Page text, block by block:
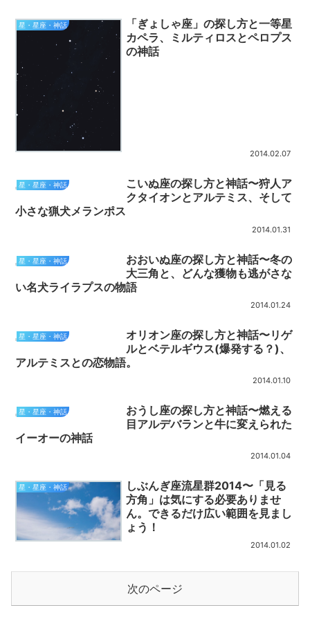
星・星座・神話
「ぎょしゃ座」の探し方と一等星
カペラ、ミルティロスとペロプス
の神話
2014.02.07
星・星座・神話
こいぬ座の探し方と神話〜狩人ア
クタイオンとアルテミス、そして
小さな猟犬メランポス
2014.01.31
星・星座・神話
おおいぬ座の探し方と神話〜冬の
大三角と、どんな獲物も逃がさな
い名犬ライラプスの物語
2014.01.24
星・星座・神話
オリオン座の探し方と神話〜リゲ
ルとベテルギウス(爆発する？)、
アルテミスとの恋物語。
2014.01.10
星・星座・神話
おうし座の探し方と神話〜燃える
目アルデバランと牛に変えられた
イーオーの神話
2014.01.04
星・星座・神話
しぶんぎ座流星群2014〜「見る
方角」は気にする必要ありませ
ん。できるだけ広い範囲を見まし
ょう！
2014.01.02
次のページ